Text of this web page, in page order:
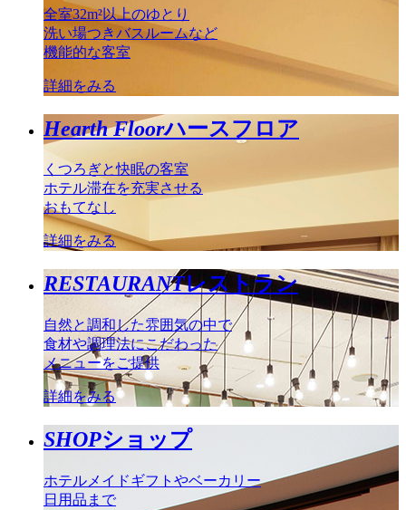
全室32m²以上のゆとり
洗い場つきバスルームなど
機能的な客室
詳細をみる
Hearth Floorハースフロア
くつろぎと快眠の客室
ホテル滞在を充実させる
おもてなし
詳細をみる
RESTAURANTレストラン
自然と調和した雰囲気の中で
食材や調理法にこだわった
メニューをご提供
詳細をみる
SHOPショップ
ホテルメイドギフトやベーカリー
日用品まで